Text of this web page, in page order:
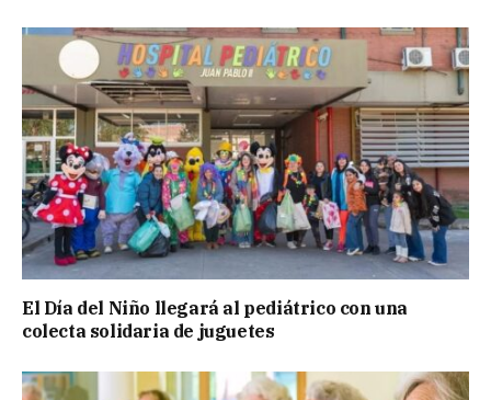
El Día del Niño llegará al pediátrico con una
colecta solidaria de juguetes